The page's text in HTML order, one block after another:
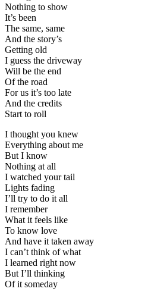
Nothing to show
It’s been
The same, same
And the story’s
Getting old
I guess the driveway
Will be the end
Of the road
For us it’s too late
And the credits
Start to roll
I thought you knew
Everything about me
But I know
Nothing at all
I watched your tail
Lights fading
I’ll try to do it all
I remember
What it feels like
To know love
And have it taken away
I can’t think of what
I learned right now
But I’ll thinking
Of it someday